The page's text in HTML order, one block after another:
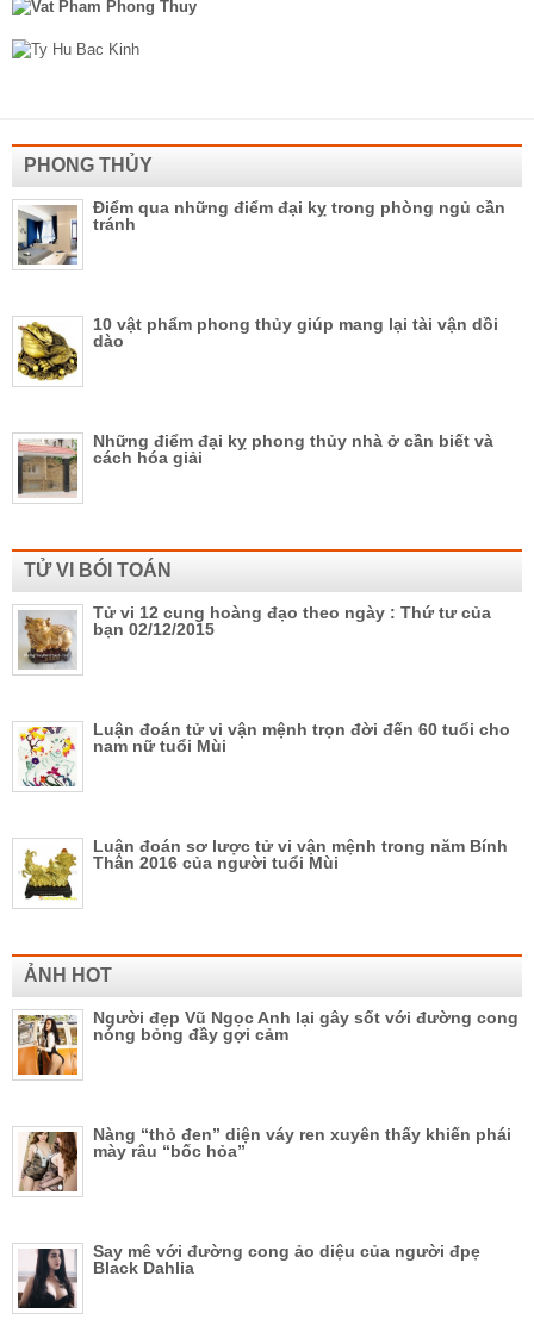
PHONG THỦY
Điểm qua những điểm đại kỵ trong phòng ngủ cần
tránh
10 vật phẩm phong thủy giúp mang lại tài vận dồi
dào
Những điểm đại kỵ phong thủy nhà ở cần biết và
cách hóa giải
TỬ VI BÓI TOÁN
Tử vi 12 cung hoàng đạo theo ngày : Thứ tư của
bạn 02/12/2015
Luận đoán tử vi vận mệnh trọn đời đến 60 tuổi cho
nam nữ tuổi Mùi
Luận đoán sơ lược tử vi vận mệnh trong năm Bính
Thân 2016 của người tuổi Mùi
ẢNH HOT
Người đẹp Vũ Ngọc Anh lại gây sốt với đường cong
nóng bỏng đầy gợi cảm
Nàng “thỏ đen” diện váy ren xuyên thấy khiến phái
mày râu “bốc hỏa”
Say mê với đường cong ảo diệu của người đpẹ
Black Dahlia